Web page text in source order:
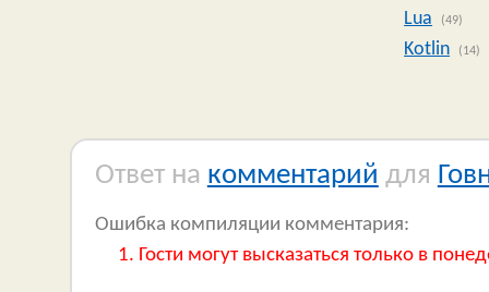
Lua
(49)
Kotlin (14)
Ответ на комментарий для
Ошибка компиляции комментария:
Гости могут высказаться только в